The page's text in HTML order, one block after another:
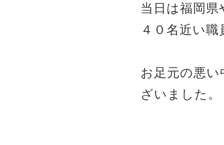
当日は福岡
４０名近い
お足元の悪
ざいました。